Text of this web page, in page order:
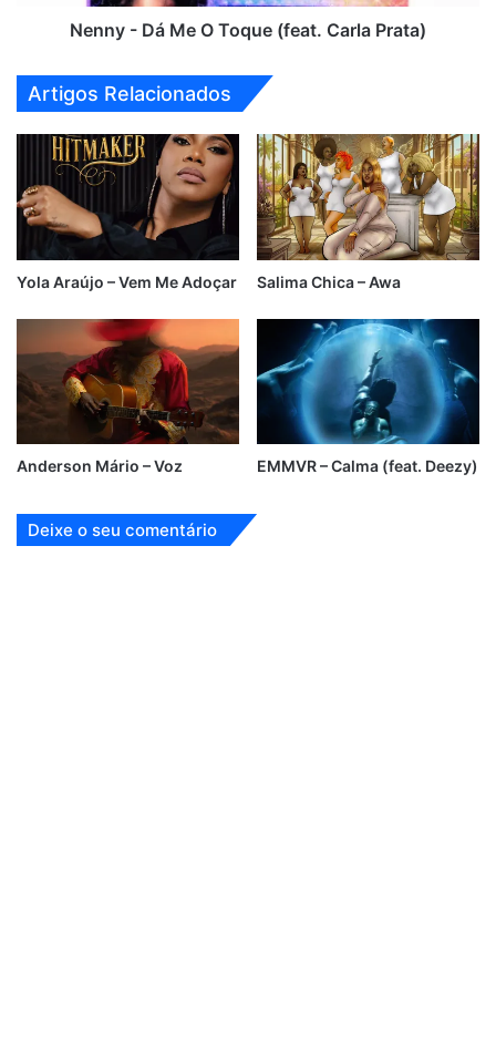
Nenny - Dá Me O Toque (feat. Carla Prata)
Artigos Relacionados
Yola Araújo – Vem Me Adoçar Salima Chica – Awa
Anderson Mário – Voz EMMVR – Calma (feat. Deezy)
Deixe o seu comentário